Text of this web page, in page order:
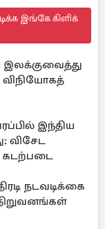
இங்கே கிளிக்
இந்திய
விசேட
கடற்படை
நடவடிக்கை